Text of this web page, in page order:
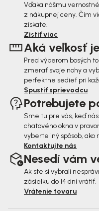
Vďaka nášmu
z nákupnej ceny. Čím
získate.
Zistiť viac
Aká veľkosť
Pred výberom bosých
zmerať svoje nohy a
perfektne sedieť pri
Spustiť sprievodcu
Potrebujete
Sme tu pre vás, keď
chatového okna v
vyberte iný spôsob, ako
Kontaktujte nás
Nesedí vám
Ak ste si vybrali
zásielku do 14 dní vrátiť.
Vrátenie tovaru